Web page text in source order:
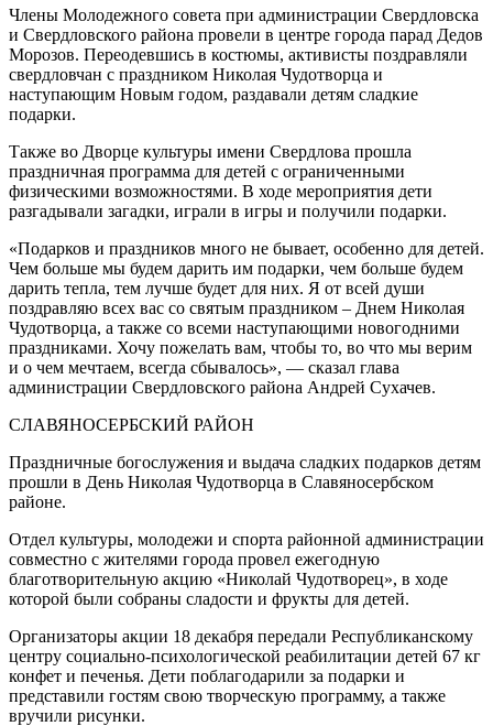
Члены Молодежного совета при администрации Свердловска
и Свердловского района провели в центре города парад Дедов
Морозов. Переодевшись в костюмы, активисты поздравляли
свердловчан с праздником Николая Чудотворца и
наступающим Новым годом, раздавали детям сладкие
подарки.
Также во Дворце культуры имени Свердлова прошла
праздничная программа для детей с ограниченными
физическими возможностями. В ходе мероприятия дети
разгадывали загадки, играли в игры и получили подарки.
«Подарков и праздников много не бывает, особенно для детей.
Чем больше мы будем дарить им подарки, чем больше будем
дарить тепла, тем лучше будет для них. Я от всей души
поздравляю всех вас со святым праздником – Днем Николая
Чудотворца, а также со всеми наступающими новогодними
праздниками. Хочу пожелать вам, чтобы то, во что мы верим
и о чем мечтаем, всегда сбывалось», — сказал глава
администрации Свердловского района Андрей Сухачев.
СЛАВЯНОСЕРБСКИЙ РАЙОН
Праздничные богослужения и выдача сладких подарков детям
прошли в День Николая Чудотворца в Славяносербском
районе.
Отдел культуры, молодежи и спорта районной администрации
совместно с жителями города провел ежегодную
благотворительную акцию «Николай Чудотворец», в ходе
которой были собраны сладости и фрукты для детей.
Организаторы акции 18 декабря передали Республиканскому
центру социально-психологической реабилитации детей 67 кг
конфет и печенья. Дети поблагодарили за подарки и
представили гостям свою творческую программу, а также
вручили рисунки.